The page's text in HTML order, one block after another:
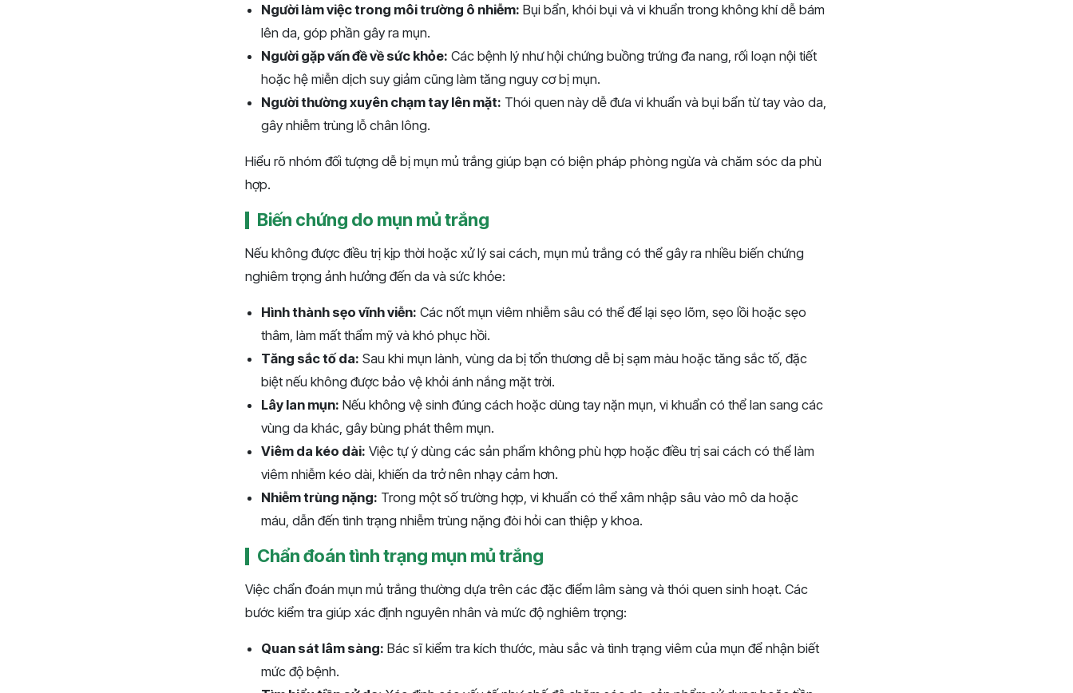
Người làm việc trong môi trường ô nhiễm: Bụi bẩn, khói bụi và vi khuẩn trong không khí dễ bám
lên da, góp phần gây ra mụn.
Người gặp vấn đề về sức khỏe: Các bệnh lý như hội chứng buồng trứng đa nang, rối loạn nội tiết
hoặc hệ miễn dịch suy giảm cũng làm tăng nguy cơ bị mụn.
Người thường xuyên chạm tay lên mặt: Thói quen này dễ đưa vi khuẩn và bụi bẩn từ tay vào da,
gây nhiễm trùng lỗ chân lông.
Hiểu rõ nhóm đối tượng dễ bị mụn mủ trắng giúp bạn có biện pháp phòng ngừa và chăm sóc da phù
hợp.
Biến chứng do mụn mủ trắng
Nếu không được điều trị kịp thời hoặc xử lý sai cách, mụn mủ trắng có thể gây ra nhiều biến chứng
nghiêm trọng ảnh hưởng đến da và sức khỏe:
Hình thành sẹo vĩnh viễn: Các nốt mụn viêm nhiễm sâu có thể để lại sẹo lõm, sẹo lồi hoặc sẹo
thâm, làm mất thẩm mỹ và khó phục hồi.
Tăng sắc tố da: Sau khi mụn lành, vùng da bị tổn thương dễ bị sạm màu hoặc tăng sắc tố, đặc
biệt nếu không được bảo vệ khỏi ánh nắng mặt trời.
Lây lan mụn: Nếu không vệ sinh đúng cách hoặc dùng tay nặn mụn, vi khuẩn có thể lan sang các
vùng da khác, gây bùng phát thêm mụn.
Viêm da kéo dài: Việc tự ý dùng các sản phẩm không phù hợp hoặc điều trị sai cách có thể làm
viêm nhiễm kéo dài, khiến da trở nên nhạy cảm hơn.
Nhiễm trùng nặng: Trong một số trường hợp, vi khuẩn có thể xâm nhập sâu vào mô da hoặc
máu, dẫn đến tình trạng nhiễm trùng nặng đòi hỏi can thiệp y khoa.
Chẩn đoán tình trạng mụn mủ trắng
Việc chẩn đoán mụn mủ trắng thường dựa trên các đặc điểm lâm sàng và thói quen sinh hoạt. Các
bước kiểm tra giúp xác định nguyên nhân và mức độ nghiêm trọng:
Quan sát lâm sàng: Bác sĩ kiểm tra kích thước, màu sắc và tình trạng viêm của mụn để nhận biết
mức độ bệnh.